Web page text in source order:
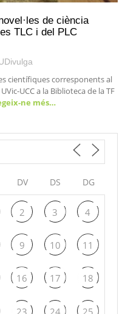
de ciència
TLC i del PLC
científiques corresponents al
UCC a la Biblioteca de la TF
ne més…
DV DS DG
2 3 4
9 10 11
16 17 18
23 24 25